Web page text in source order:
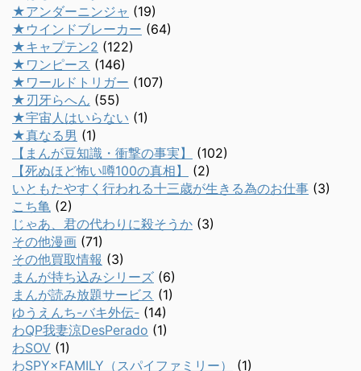
★アンダーニンジャ (19)
★ウインドブレーカー (64)
★キャプテン2 (122)
★ワンピース (146)
★ワールドトリガー (107)
★刃牙らへん (55)
★宇宙人はいらない (1)
★真なる男 (1)
【まんが豆知識・衝撃の事実】
(102)
【死ぬほど怖い噂100の真相】
(2)
いともたやすく行われる十三歳が生きる為のお仕事 (3)
こち亀 (2)
じゃあ、君の代わりに殺そうか (3)
その他漫画 (71)
その他買取情報 (3)
まんが持ち込みシリーズ (6)
まんが読み放題サービス (1)
ゆうえんち-バキ外伝- (14)
わQP我妻涼DesPerado (1)
わSOV (1)
わSPY×FAMILY（スパイファミリー）
(1)